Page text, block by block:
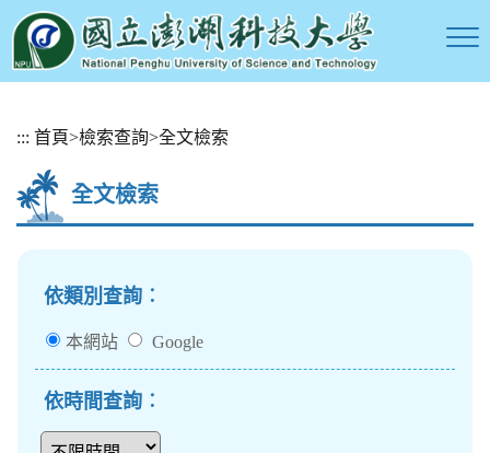
::: 首頁>檢索查詢>全文檢索
全文檢索
依類別查詢︰
本網站 Google
依時間查詢︰